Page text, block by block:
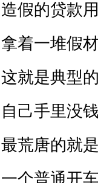
造假的贷款用
拿着一堆假
这就是典型
自己手里没
最荒唐的就
一个普通开